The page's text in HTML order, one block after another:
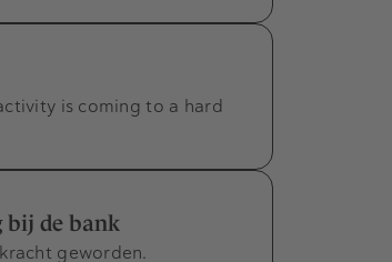
is coming to a hard
bij de bank
geworden.